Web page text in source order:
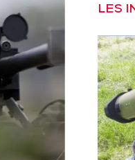
LES